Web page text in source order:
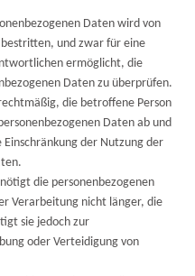
Daten wird von
und zwar für eine
ermöglicht, die
Daten zu überprüfen.
die betroffene Person
Daten ab und
der Nutzung der
die personenbezogenen
Verarbeitung nicht länger, die
sie jedoch zur
oder Verteidigung von